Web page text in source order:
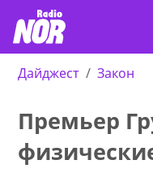
Дайджест Закон
Премьер